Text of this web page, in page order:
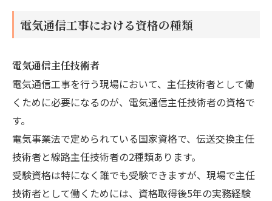
電気通信工事における資格の種類
電気通信主任技術者
電気通信工事を行う現場において、主任技術者として働
くために必要になるのが、電気通信主任技術者の資格で
す。
電気事業法で定められている国家資格で、伝送交換主任
技術者と線路主任技術者の2種類あります。
受験資格は特になく誰でも受験できますが、現場で主任
技術者として働くためには、資格取得後5年の実務経験